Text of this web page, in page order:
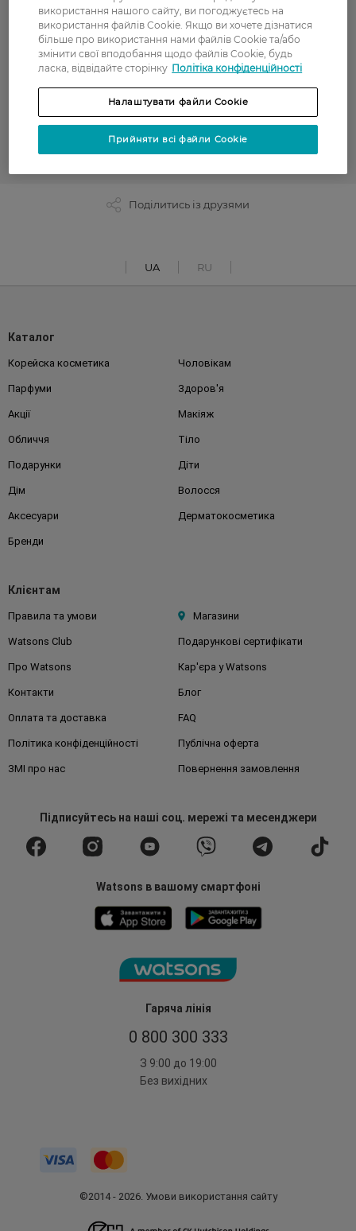
Рум'яна
Декоративна косметика
РОЗПРОДАЖ
CATRICE
Поділитись із друзями
UA RU
Гаряча лінія
0 800 300 333
З 9:00 до 19:00
Без вихідних
Каталог
Корейска косметика Чоловікам
Парфуми Здоров'я
Акції Макіяж
Обличчя Тіло
Подарунки Діти
Дім Волосся
Аксесуари Дерматокосметика
Бренди
Клієнтам
Правила та умови Магазини
Watsons Club Подарункові сертифікати
Про Watsons Кар'єра у Watsons
Контакти Блог
Оплата та доставка FAQ
Політика конфіденційності Публічна оферта
ЗМІ про нас Повернення замовлення
Підписуйтесьна наші соц. мережі та месенджери
Watsons в вашому смартфоні
©2014 - 2026. Умови використання сайту
використання нашого сайту, ви погоджуєтесь на
використання файлів Cookie. Якщо ви хочете дізнатися
більше про використання нами файлів Cookie та/або
змінити свої вподобання щодо файлів Cookie, будь
ласка, відвідайте сторінку Політіка конфіденційності
Налаштувати файли Cookie
Прийняти всі файли Cookie